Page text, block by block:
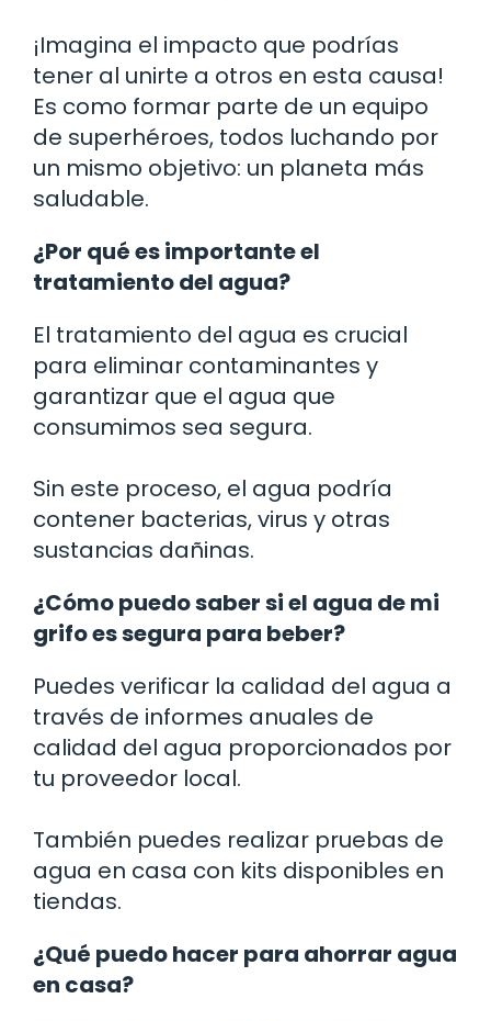
¡Imagina el impacto que podrías
tener al unirte a otros en esta causa!
Es como formar parte de un equipo
de superhéroes, todos luchando por
un mismo objetivo: un planeta más
saludable.
¿Por qué es importante el
tratamiento del agua?
El tratamiento del agua es crucial
para eliminar contaminantes y
garantizar que el agua que
consumimos sea segura.
Sin este proceso, el agua podría
contener bacterias, virus y otras
sustancias dañinas.
¿Cómo puedo saber si el agua de mi
grifo es segura para beber?
Puedes verificar la calidad del agua a
través de informes anuales de
calidad del agua proporcionados por
tu proveedor local.
También puedes realizar pruebas de
agua en casa con kits disponibles en
tiendas.
¿Qué puedo hacer para ahorrar agua
en casa?